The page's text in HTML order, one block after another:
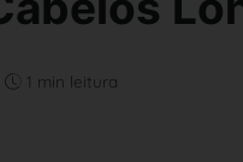
1 min leitura